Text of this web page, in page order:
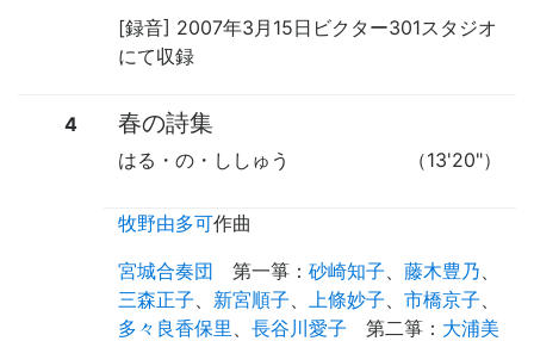
[録音] 2007年3月15日ビクター301スタジオ
にて収録
4 春の詩集
（13'20"）
はる・の・ししゅう
牧野由多可作曲
宮城合奏団
第一箏 ： 砂崎知子 藤木豊乃
三森正子
新宮順子 上條妙子 市橋京子
多々良香保里
長谷川愛子 第二箏 ： 大浦美